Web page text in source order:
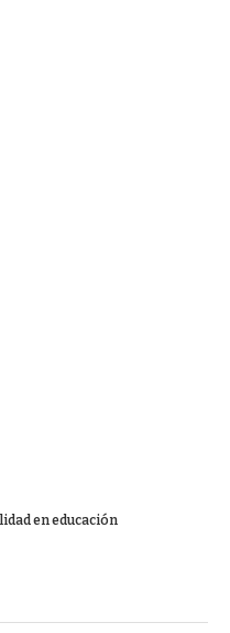
en educación